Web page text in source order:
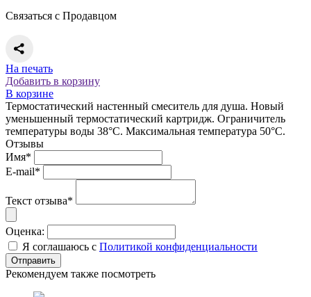
Связаться с Продавцом
На печать
Добавить в корзину
В корзине
Термостатический настенный смеситель для душа. Новый
уменьшенный термостатический картридж. Ограничитель
температуры воды 38°С. Максимальная температура 50°С.
Отзывы
Имя*
E-mail*
Текст отзыва*
Оценка:
Я соглашаюсь с Политикой конфиденциальности
Рекомендуем также посмотреть